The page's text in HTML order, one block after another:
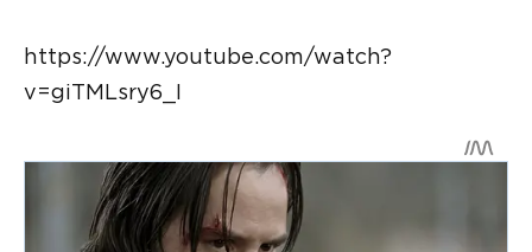
https://www.youtube.com/watch?
v=giTMLsry6_I